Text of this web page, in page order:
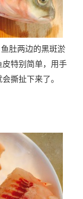
肚两边的黑斑淤
特别简单，用手
撕扯下来了。